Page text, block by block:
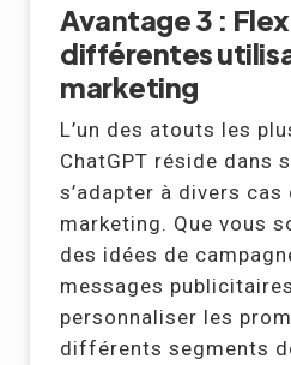
Avantage 3 :
différentes
marketing
L’un des atouts les
ChatGPT réside dans
s’adapter à divers cas
marketing. Que vous
des idées de
messages
personnaliser les
différents segments